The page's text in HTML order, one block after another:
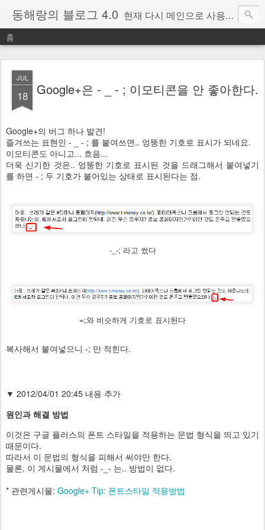
동해랑의 블로그 4.0 현재 다시 메인으로 사용중인 블로그.
홈
JUL
18 Google+은 - _ - ; 이모티콘을 안 좋아한다.
Google+의 버그 하나 발견!
즐겨쓰는 표현인 - _ - ; 를 붙여쓰면.. 엉뚱한 기호로 표시가 되네요.
이모티콘도 아니고... 흐음...
더욱 신기한 것은.. 엉뚱한 기호로 표시된 것을 드래그해서 붙여넣기
를 하면 - ; 두 기호가 붙어있는 상태로 표시된다는 점.
-_-; 라고 썼다
=;와 비슷하게 기호로 표시된다
복사해서 붙여넣으니 -; 만 적힌다.
▼ 2012/04/01 20:45 내용 추가
원인과 해결 방법
이것은 구글 플러스의 폰트 스타일을 적용하는 문법 형식을 띄고 있기
때문이다.
따라서 이 문법의 형식을 피해서 써야만 한다.
물론, 이 게시물에서 처럼 -_- 는.. 방법이 없다.
* 관련게시물: Google+ Tip: 폰트스타일 적용방법